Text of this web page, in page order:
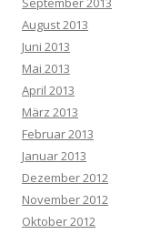
August 2013
Juni 2013
Mai 2013
April 2013
März 2013
Februar 2013
Januar 2013
Dezember 2012
November 2012
Oktober 2012